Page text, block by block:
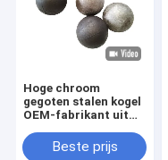
Hoge chroom
gegoten stalen kogel
OEM-fabrikant uit
afmetingen voor
energie- en
Beste prijs